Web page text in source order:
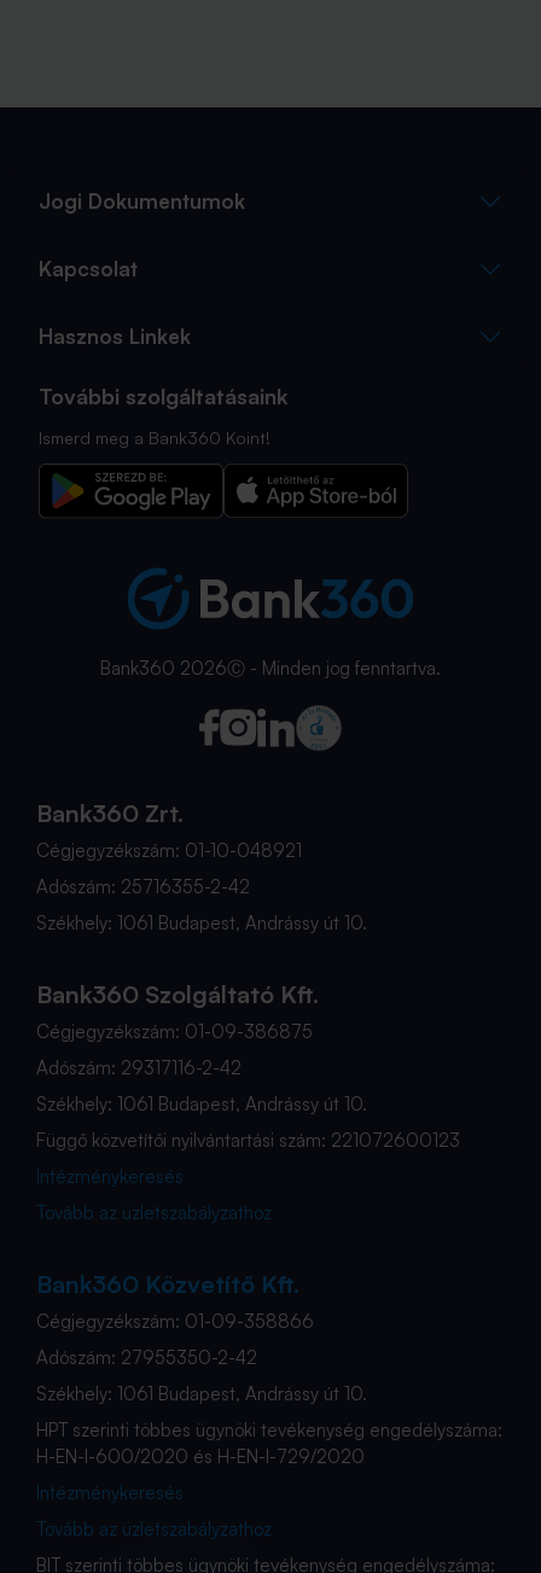
Jogi Dokumentumok
Kapcsolat
Hasznos Linkek
További szolgáltatásaink
Ismerd meg a Bank360 Koint!
Bank360 2026Ⓒ - Minden jog fenntartva.
Bank360 Zrt.
Cégjegyzékszám: 01-10-048921
Adószám: 25716355-2-42
Székhely: 1061 Budapest, Andrássy út 10.
Bank360 Szolgáltató Kft.
Cégjegyzékszám: 01-09-386875
Adószám: 29317116-2-42
Székhely: 1061 Budapest, Andrássy út 10.
Függő közvetítői nyilvántartási szám: 221072600123
Intézménykeresés
Tovább az üzletszabályzathoz
Bank360 Közvetítő Kft.
Cégjegyzékszám: 01-09-358866
Adószám: 27955350-2-42
Székhely: 1061 Budapest, Andrássy út 10.
HPT szerinti többes ügynöki tevékenység engedélyszáma:
H-EN-I-600/2020 és H-EN-I-729/2020
Intézménykeresés
Tovább az üzletszabályzathoz
BIT szerinti többes ügynöki tevékenység engedélyszáma: